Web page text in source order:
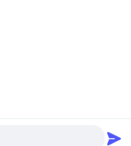
los derechos reservados.